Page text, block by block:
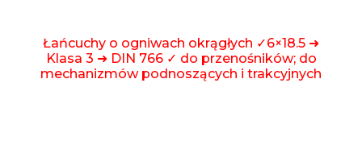
Łańcuchy o ogniwach okrągłych ✓6×18.5 ➜
Klasa 3 ➜ DIN 766 ✓ do przenośników; do
mechanizmów podnoszących i trakcyjnych